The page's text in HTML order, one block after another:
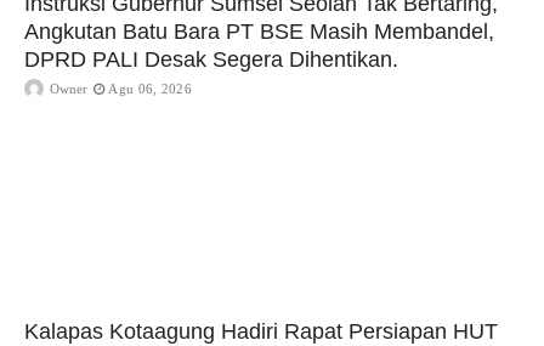
Angkutan Batu Bara PT BSE Masih Membandel,
DPRD PALI Desak Segera Dihentikan.
Owner Agu 06, 2026
Kalapas Kotaagung Hadiri Rapat Persiapan HUT